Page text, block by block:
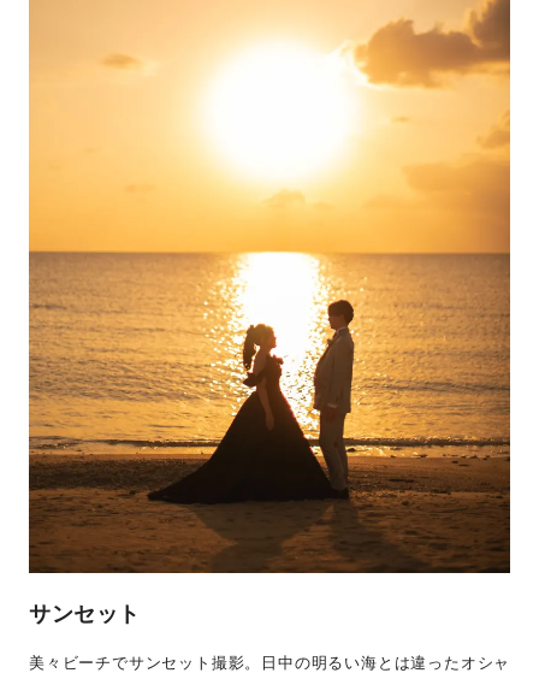
サンセット
美々ビーチでサンセット撮影。日中の明るい海とは違ったオシャ